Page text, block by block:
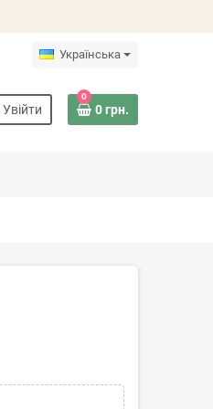
Українська
Увійти
0
0 грн.